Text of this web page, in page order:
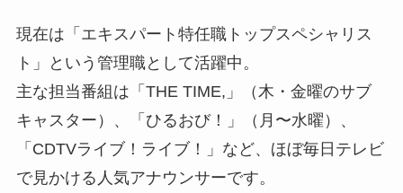
現在は「エキスパート特任職トップスペシャリス
ト」という管理職として活躍中。
主な担当番組は「THE TIME,」（木・金曜のサブ
キャスター）、「ひるおび！」（月〜水曜）、
「CDTVライブ！ライブ！」など、ほぼ毎日テレビ
で見かける人気アナウンサーです。